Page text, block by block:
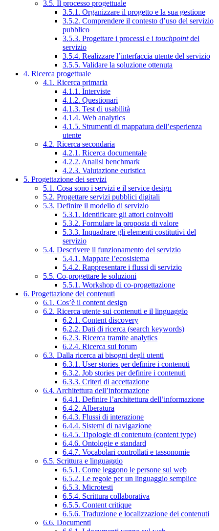
3.5. Il processo progettuale
3.5.1. Organizzare il progetto e la sua gestione
3.5.2. Comprendere il contesto d’uso del servizio
pubblico
3.5.3. Progettare i processi e i touchpointdel
servizio
3.5.4. Realizzare l’interfaccia utente del servizio
3.5.5. Validare la soluzione ottenuta
4. Ricerca progettuale
4.1. Ricerca primaria
4.1.1. Interviste
4.1.2. Questionari
4.1.3. Test di usabilità
4.1.4. Web analytics
4.1.5. Strumenti di mappatura dell’esperienza
utente
4.2. Ricerca secondaria
4.2.1. Ricerca documentale
4.2.2. Analisi benchmark
4.2.3. Valutazione euristica
5. Progettazione dei servizi
5.1. Cosa sono i servizi e il service design
5.2. Progettare servizi pubblici digitali
5.3. Definire il modello di servizio
5.3.1. Identificare gli attori coinvolti
5.3.2. Formulare la proposta di valore
5.3.3. Inquadrare gli elementi costitutivi del
servizio
5.4. Descrivere il funzionamento del servizio
5.4.1. Mappare l’ecosistema
5.4.2. Rappresentare i flussi di servizio
5.5. Co-progettare le soluzioni
5.5.1. Workshop di co-progettazione
6. Progettazione dei contenuti
6.1. Cos’è il content design
6.2. Ricerca utente sui contenuti e il linguaggio
6.2.1. Content discovery
6.2.2. Dati di ricerca (search keywords)
6.2.3. Ricerca tramite analytics
6.2.4. Ricerca sui forum
6.3. Dalla ricerca ai bisogni degli utenti
6.3.1. User stories per definire i contenuti
6.3.2. Job stories per definire i contenuti
6.3.3. Criteri di accettazione
6.4. Architettura dell’informazione
6.4.1. Definire l’architettura dell’informazione
6.4.2. Alberatura
6.4.3. Flussi di interazione
6.4.4. Sistemi di navigazione
6.4.5. Tipologie di contenuto (content type)
6.4.6. Ontologie e standard
6.4.7. Vocabolari controllati e tassonomie
6.5. Scrittura e linguaggio
6.5.1. Come leggono le persone sul web
6.5.2. Le regole per un linguaggio semplice
6.5.3. Microtesti
6.5.4. Scrittura collaborativa
6.5.5. Content critique
6.5.6. Traduzione e localizzazione dei contenuti
6.6. Documenti